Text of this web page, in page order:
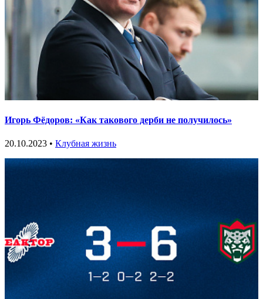
Игорь Фёдоров: «Как такового дерби не получилось»
20.10.2023 • Клубная жизнь